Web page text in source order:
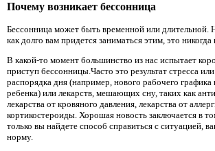
Почему возникает бессонница
Бессонница может быть временной или длительной.
как долго вам придется заниматься этим, это никогда
В какой-то момент большинство из нас испытает
приступ бессонницы.Часто это результат стресса
распорядка дня (например, нового рабочего
ребенка) или лекарств, мешающих сну, таких как
лекарства от кровяного давления, лекарства от
кортикостероиды. Хорошая новость заключается в
только вы найдете способ справиться с ситуацией,
норму.